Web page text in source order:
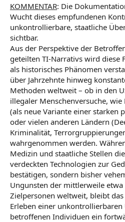
KOMMENTAR: Die
Wucht dieses empfundenen
unkontrollierbare, staatliche
sichtbar.
Aus der Perspektive der
geteilten TI-Narrativs wird diese
als historisches Phänomen
über Jahrzehnte hinweg
Methoden weltweit – ob in den
illegaler Menschenversuche,
(als neue Variante einer starken
oder vielen anderen Ländern
Kriminalität,
wahrgenommen werden.
Medizin und staatliche Stellen
verdeckten Technologien zur
bestätigen, sondern bisher
Ungunsten der mittlerweile
Zielpersonen weltweit, bleibt
Erleben einer
betroffenen Individuen ein